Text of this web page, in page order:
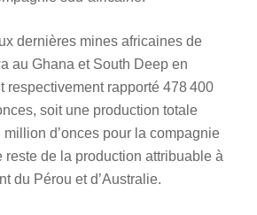
dernières mines africaines de
au Ghana et South Deep en
respectivement rapporté 478 400
soit une production totale
d’onces pour la compagnie
reste de la production attribuable à
du Pérou et d’Australie.